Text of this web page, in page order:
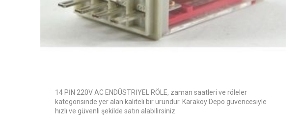
14 PİN 220V AC ENDÜSTRİYEL RÖLE, zaman saatleri ve röleler
kategorisinde yer alan kaliteli bir üründür. Karaköy Depo güvencesiyle
hızlı ve güvenli şekilde satın alabilirsiniz.